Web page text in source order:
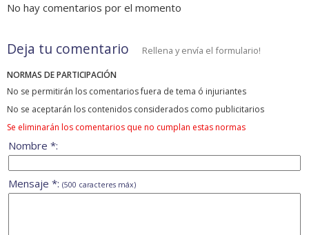
No hay comentarios por el momento
Deja tu comentario Rellena y envía el formulario!
NORMAS DE PARTICIPACIÓN
No se permitirán los comentarios fuera de tema ó injuriantes
No se aceptarán los contenidos considerados como publicitarios
Se eliminarán los comentarios que no cumplan estas normas
Nombre *:
Mensaje *: (500 caracteres máx)